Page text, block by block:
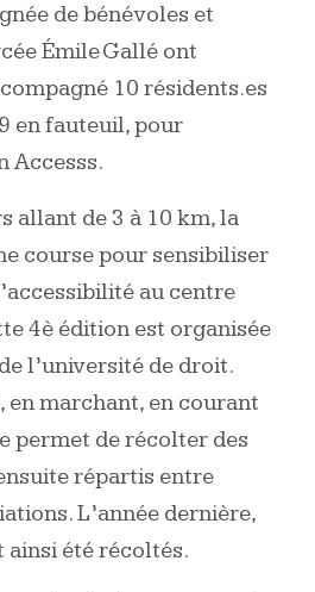
de bénévoles et
Émile Gallé ont
10 résidents.es
en fauteuil, pour
Accesss.
allant de 3 à 10 km, la
course pour sensibiliser
au centre
4è édition est organisée
l’université de droit.
en marchant, en courant
permet de récolter des
répartis entre
L’année dernière,
ainsi été récoltés.